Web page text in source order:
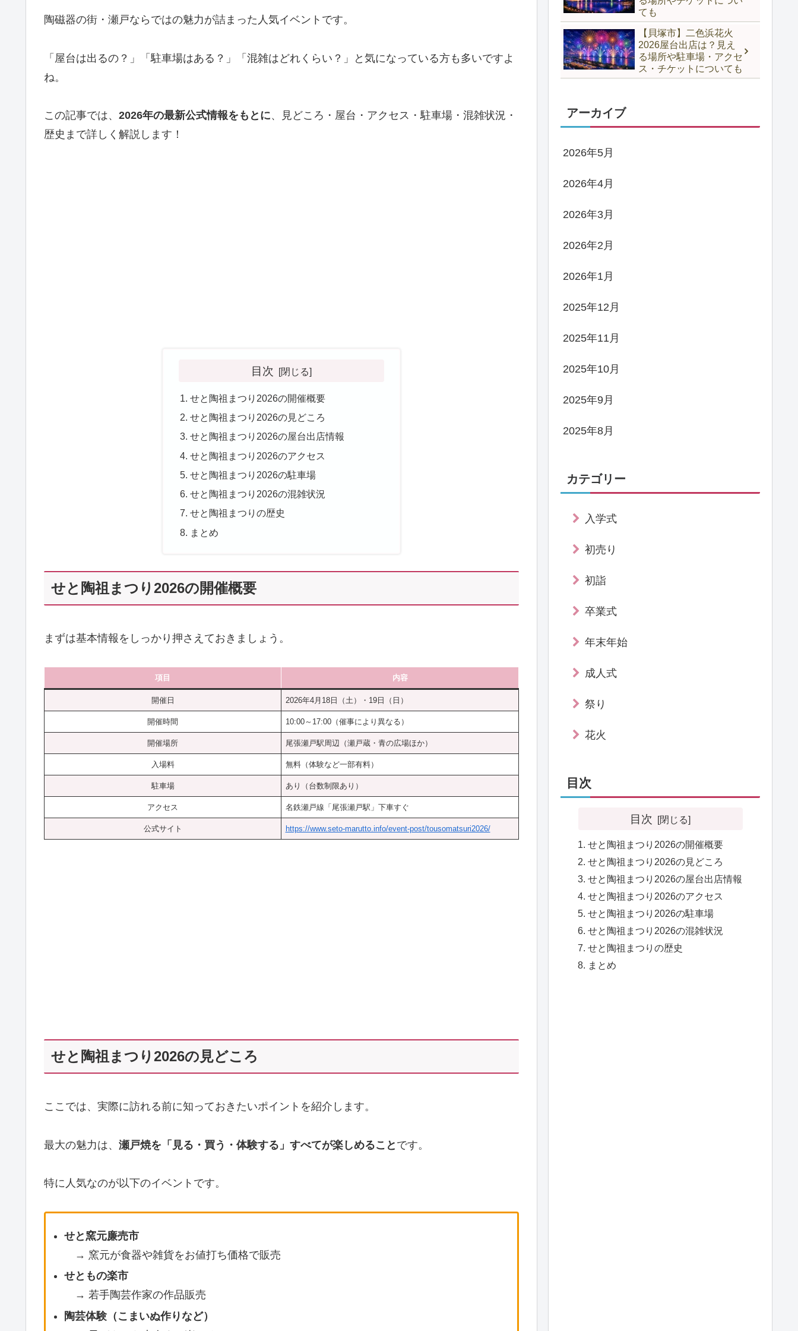
陶磁器の街・瀬戸ならではの魅力が詰まった人気イベントです。
「屋台は出るの？」「駐車場はある？」「混雑はどれくらい？」と気になっている方も多いですよ
ね。
この記事では、 2026年の最新公式情報をもとに、見どころ・屋台・アクセス・駐車場・混雑状況・
歴史まで詳しく解説します！
目次
せと陶祖まつり2026の開催概要
せと陶祖まつり2026の見どころ
せと陶祖まつり2026の屋台出店情報
せと陶祖まつり2026のアクセス
せと陶祖まつり2026の駐車場
せと陶祖まつり2026の混雑状況
せと陶祖まつりの歴史
まとめ
せと陶祖まつり2026の開催概要
まずは基本情報をしっかり押さえておきましょう。
項目 内容
開催日 2026年4月18日（土）・19日（日）
開催時間 10:00～17:00（催事により異なる）
開催場所 尾張瀬戸駅周辺（瀬戸蔵・青の広場ほか）
入場料 無料（体験など一部有料）
駐車場 あり（台数制限あり）
アクセス 名鉄瀬戸線「尾張瀬戸駅」下車すぐ
公式サイト https://www.seto-marutto.info/event-post/tousomatsuri2026/
せと陶祖まつり2026の見どころ
ここでは、実際に訪れる前に知っておきたいポイントを紹介します。
最大の魅力は、 瀬戸焼を「見る・買う・体験する」すべてが楽しめること です。
特に人気なのが以下のイベントです。
せと窯元廉売市
→ 窯元が食器や雑貨をお値打ち価格で販売
せともの楽市
→ 若手陶芸作家の作品販売
陶芸体験（こまいぬ作りなど）
ても
【貝塚市】二色浜花火
2026屋台出店は？見え
る場所や駐車場・アクセ
ス・チケットについても
アーカイブ
2026年5月
2026年4月
2026年3月
2026年2月
2026年1月
2025年12月
2025年11月
2025年10月
2025年9月
2025年8月
カテゴリー
入学式
初売り
初詣
卒業式
年末年始
成人式
祭り
花火
目次
目次
せと陶祖まつり2026の開催概要
せと陶祖まつり2026の見どころ
せと陶祖まつり2026の屋台出店情報
せと陶祖まつり2026のアクセス
せと陶祖まつり2026の駐車場
せと陶祖まつり2026の混雑状況
せと陶祖まつりの歴史
まとめ